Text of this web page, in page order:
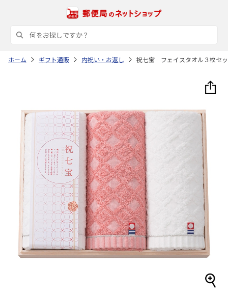
ホーム ギフト通販 内祝い・お返し 祝七宝 フェイスタオル３枚セ